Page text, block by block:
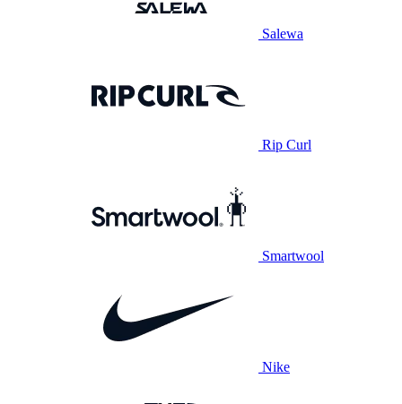
Salewa
Rip Curl
Smartwool
Nike